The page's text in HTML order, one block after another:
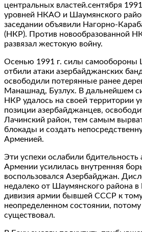
центральных властей.сентября
уровней НКАО и Шаумянского
заседании объявили Нагорно-
(НКР). Против новообразованной
развязал жестокую войну.
Осенью 1991 г. силы самообороны
отбили атаки азербайджанских
освободили потерянные ранее
Манашнад, Бузлух. В дальнейшем
НКР удалось на своей территории
позиции азербайджанцев,
Лачинский район, тем самым
блокады и создать
Арменией.
Эти успехи ослабили бдительность
Армении усилилась внутренняя
воспользовался Азербайджан.
недалеко от Шаумянского района в
дивизия армии бывшей СССР к
неопределенном состоянии,
существовал.